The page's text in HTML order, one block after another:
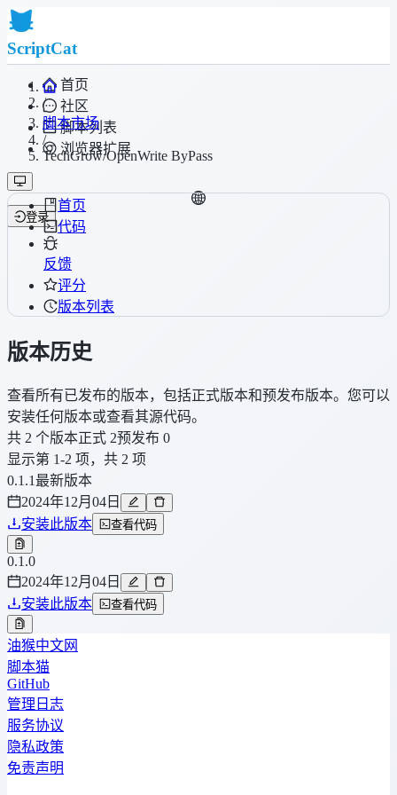
ScriptCat
首页
社区
脚本列表
浏览器扩展
登录
/
脚本市场
/
TechGrow/OpenWrite ByPass
首页
代码
反馈
评分
版本列表
版本历史
查看所有已发布的版本，包括正式版本和预发布版本。您可以
安装任何版本或查看其源代码。
共 2 个版本正式 2预发布 0
显示第 1-2 项，共 2 项
0.1.1最新版本
2024年12月04日
安装此版本
查看代码
0.1.0
2024年12月04日
安装此版本
查看代码
油猴中文网
脚本猫
GitHub
管理日志
服务协议
隐私政策
免责声明